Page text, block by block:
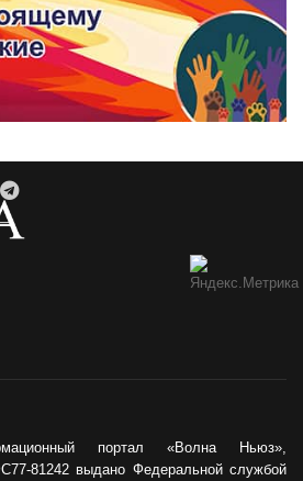
портал «Волна Ньюз»,
81242 выдано Федеральной службой